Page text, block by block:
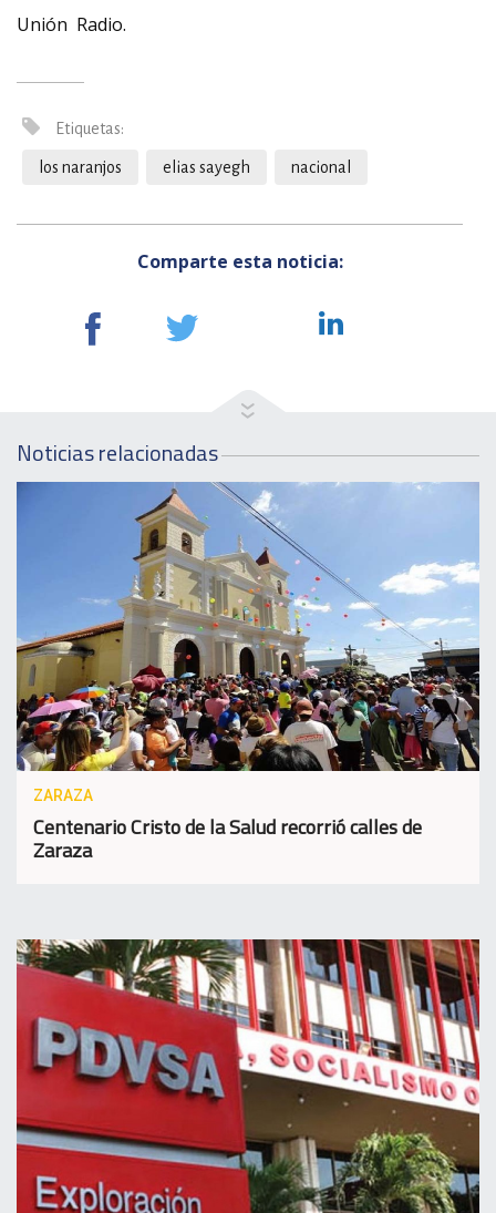
Unión Radio.
Etiquetas:
los naranjos elias sayegh nacional
Comparte esta noticia:
Noticias relacionadas
ZARAZA
Centenario Cristo de la Salud recorrió calles de
Zaraza